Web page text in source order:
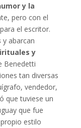
y la
pero con el
el escritor.
y abarcan
y
Benedetti
tan diversas
vendedor,
que tuviese un
que fue
estilo